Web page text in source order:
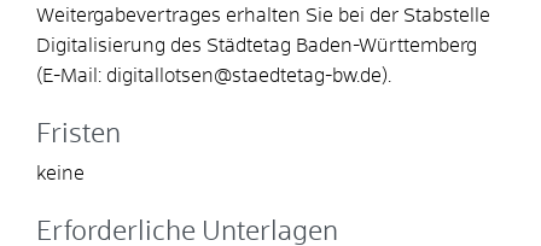
Weitergabevertrages erhalten Sie bei der Stabstelle
Digitalisierung des Städtetag Baden-Württemberg
(E-Mail: digitallotsen@staedtetag-bw.de).
Fristen
keine
Erforderliche Unterlagen